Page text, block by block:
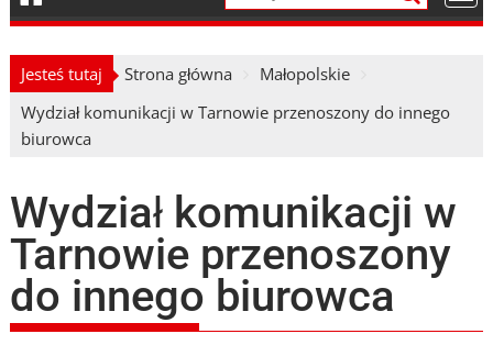
Jesteś tutaj Strona główna
Małopolskie
Wydział komunikacji w Tarnowie przenoszony do innego
biurowca
Wydział komunikacji w
Tarnowie przenoszony
do innego biurowca